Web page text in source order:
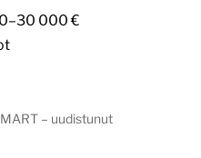
000 €
– uudistunut